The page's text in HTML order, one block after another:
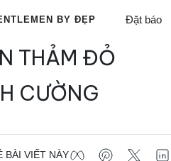
BY ĐẸP Đặt báo
THẢM ĐỎ
CƯỜNG
BÀI VIẾT NÀY